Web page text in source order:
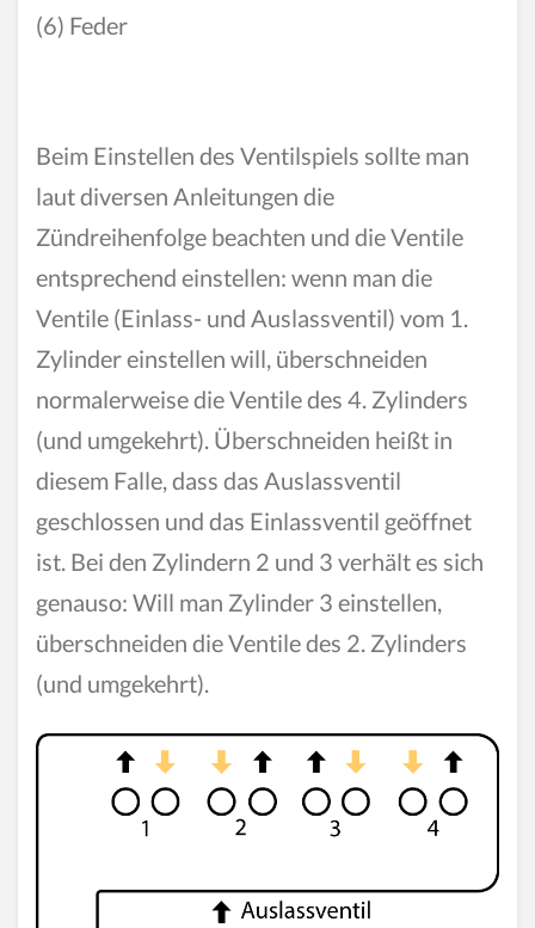
(6) Feder
Beim Einstellen des Ventilspiels sollte man
laut diversen Anleitungen die
Zündreihenfolge beachten und die Ventile
entsprechend einstellen: wenn man die
Ventile (Einlass- und Auslassventil) vom 1.
Zylinder einstellen will, überschneiden
normalerweise die Ventile des 4. Zylinders
(und umgekehrt). Überschneiden heißt in
diesem Falle, dass das Auslassventil
geschlossen und das Einlassventil geöffnet
ist. Bei den Zylindern 2 und 3 verhält es sich
genauso: Will man Zylinder 3 einstellen,
überschneiden die Ventile des 2. Zylinders
(und umgekehrt).